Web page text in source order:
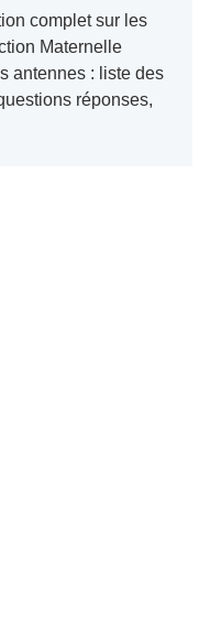
complet sur les
Maternelle
antennes : liste des
réponses,